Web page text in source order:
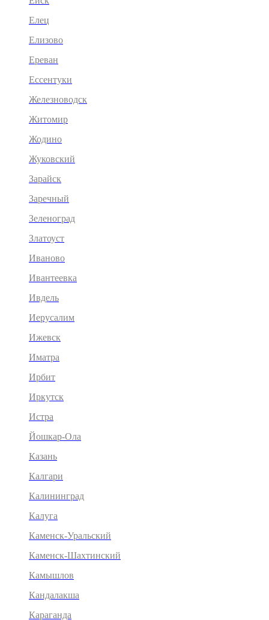
Елец
Елизово
Ереван
Ессентуки
Железноводск
Житомир
Жодино
Жуковский
Зарайск
Заречный
Зеленоград
Златоуст
Иваново
Ивантеевка
Ивдель
Иерусалим
Ижевск
Иматра
Ирбит
Иркутск
Истра
Йошкар-Ола
Казань
Калгари
Калининград
Калуга
Каменск-Уральский
Каменск-Шахтинский
Камышлов
Кандалакша
Караганда